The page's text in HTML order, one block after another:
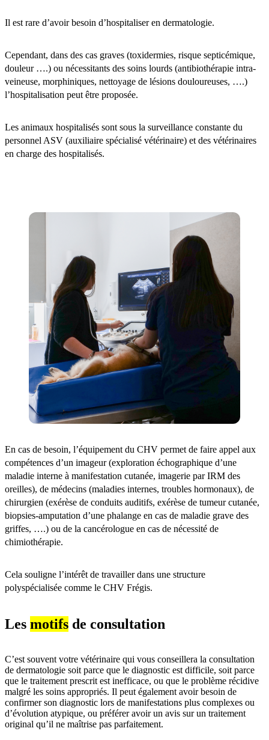
Il est rare d’avoir besoin d’hospitaliser en dermatologie.
Cependant, dans des cas graves (toxidermies, risque septicémique,
douleur ….) ou nécessitants des soins lourds (antibiothérapie intra-
veineuse, morphiniques, nettoyage de lésions douloureuses, ….)
l’hospitalisation peut être proposée.
Les animaux hospitalisés sont sous la surveillance constante du
personnel ASV (auxiliaire spécialisé vétérinaire) et des vétérinaires
en charge des hospitalisés.
En cas de besoin, l’équipement du CHV permet de faire appel aux
compétences d’un imageur (exploration échographique d’une
maladie interne à manifestation cutanée, imagerie par IRM des
oreilles), de médecins (maladies internes, troubles hormonaux), de
chirurgien (exérèse de conduits auditifs, exérèse de tumeur cutanée,
biopsies-amputation d’une phalange en cas de maladie grave des
griffes, ….) ou de la cancérologue en cas de nécessité de
chimiothérapie.
Cela souligne l’intérêt de travailler dans une structure
polyspécialisée comme le CHV Frégis.
Les motifs de consultation
C’est souvent votre vétérinaire qui vous conseillera la consultation
de dermatologie soit parce que le diagnostic est difficile, soit parce
que le traitement prescrit est inefficace, ou que le problème récidive
malgré les soins appropriés. Il peut également avoir besoin de
confirmer son diagnostic lors de manifestations plus complexes ou
d’évolution atypique, ou préférer avoir un avis sur un traitement
original qu’il ne maîtrise pas parfaitement.